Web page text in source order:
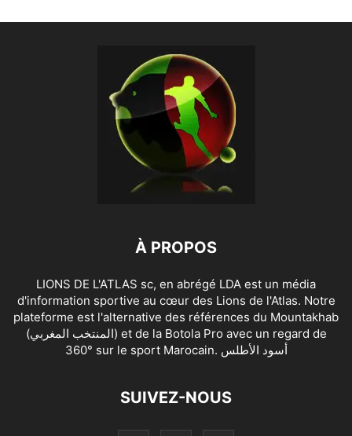
À PROPOS
LIONS DE L'ATLAS sc, en abrégé LDA est un média
d'information sportive au cœur des Lions de l'Atlas. Notre
plateforme est l'alternative des références du Mountakhab
(المنتخب المغربي) et de la Botola Pro avec un regard de
360° sur le sport Marocain. أسود الأطلس
SUIVEZ-NOUS